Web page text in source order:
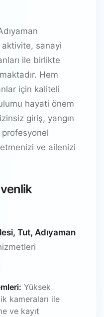
sanayi
ile birlikte
Hem
için kaliteli
hayati önem
izinsiz giriş, yangın
profesyonel
ve ailenizi
Tut, Adıyaman
Yüksek
kameraları ile
ve kayıt